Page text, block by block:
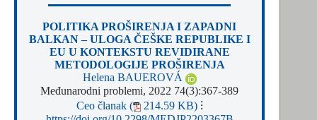
POLITIKA PROŠIRENJA I ZAPADNI
BALKAN – ULOGA ČEŠKE REPUBLIKE I
EU U KONTEKSTU REVIDIRANE
METODOLOGIJE PROŠIRENJA
Helena BAUEROVÁ
Međunarodni problemi, 2022 74(3):367-389
Ceo članak (
214.59 KB)⁝